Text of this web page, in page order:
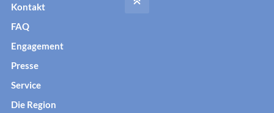
Kontakt
FAQ
Engagement
Presse
Service
Die Region